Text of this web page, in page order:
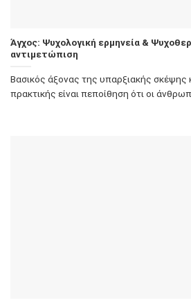
Άγχος: Ψυχολογική ερμηνεία &
αντιμετώπιση
Βασικός άξονας της υπαρξιακής σκέψης
πρακτικής είναι πεποίθηση ότι οι